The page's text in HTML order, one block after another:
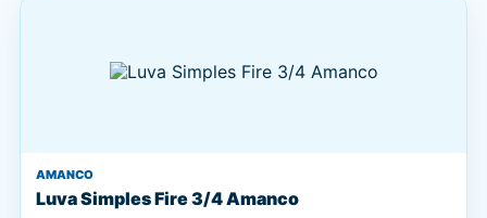
AMANCO
Luva Simples Fire 3/4 Amanco